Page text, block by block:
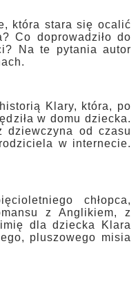
która stara się ocalić
Co doprowadziło do
Na te pytania autor
Klary, która, po
w domu dziecka.
dziewczyna od czasu
w internecie.
chłopca,
z Anglikiem, z
dla dziecka Klara
pluszowego misia